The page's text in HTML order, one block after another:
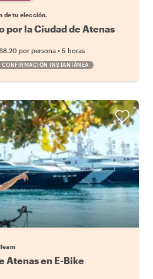
de tu elección.
por la Ciudad de Atenas
por persona • 5 horas
CONFIRMACIÓN INSTANTÁNEA
Atenas en E-Bike